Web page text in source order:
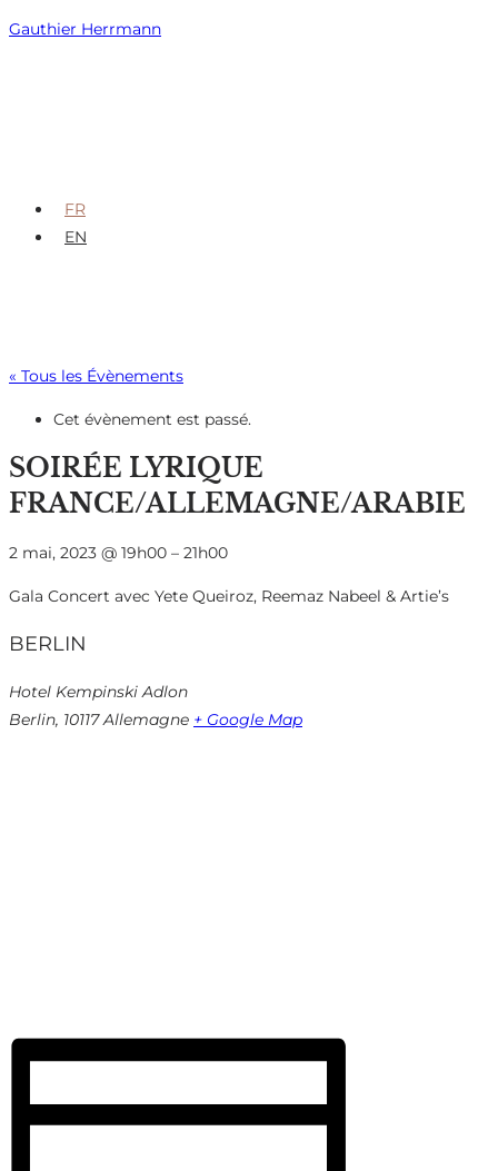
Skip
Gauthier Herrmann
FR
EN
« Tous les Évènements
Cet évènement est passé.
SOIRÉE LYRIQUE
FRANCE/ALLEMAGNE/ARABIE
2 mai, 2023 @ 19h00 – 21h00
Gala Concert avec Yete Queiroz, Reemaz Nabeel & Artie’s
BERLIN
Hotel Kempinski Adlon
Berlin, 10117 Allemagne + Google Map